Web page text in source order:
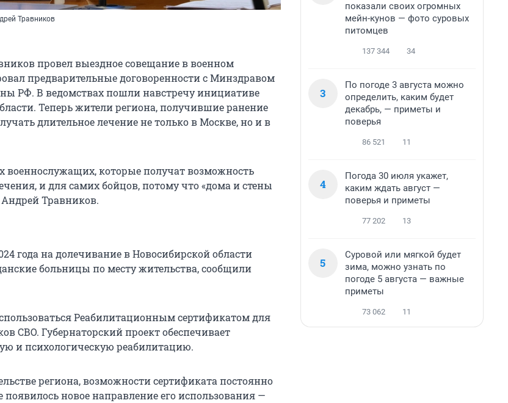
Травников
провел выездное совещание в военном
предварительные договоренности с Минздравом
РФ. В ведомствах пошли навстречу инициативе
Теперь жители региона, получившие ранение
длительное лечение не только в Москве, но и в
военнослужащих, которые получат возможность
и для самих бойцов, потому что «дома и стены
Травников.
года на долечивание в Новосибирской области
больницы по месту жительства, сообщили
Реабилитационным сертификатом для
СВО. Губернаторский проект обеспечивает
и психологическую реабилитацию.
региона, возможности сертификата постоянно
новое направление его использования —
показали своих огромных
мейн-кунов — фото суровых
питомцев
137 344 34
3
По погоде 3 августа можно
определить, каким будет
декабрь, — приметы и
поверья
86 521 11
4
Погода 30 июля укажет,
каким ждать август —
поверья и приметы
77 202 13
5
Суровой или мягкой будет
зима, можно узнать по
погоде 5 августа — важные
приметы
73 062 11